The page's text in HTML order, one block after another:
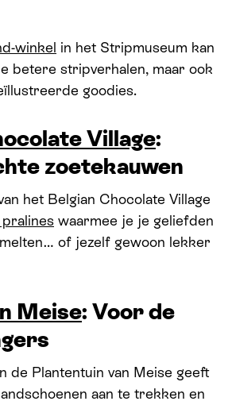
winkel in het Stripmuseum kan
betere stripverhalen, maar ook
goodies.
Village:
zoetekauwen
het Belgian Chocolate Village
waarmee je je geliefden
of jezelf gewoon lekker
Meise: Voor de
de Plantentuin van Meise geeft
aan te trekken en